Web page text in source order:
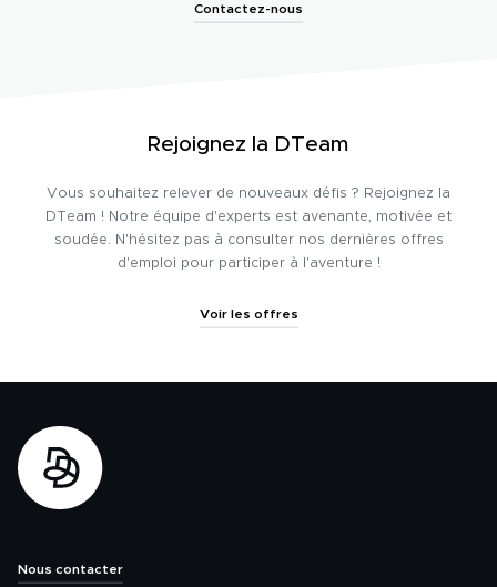
Contactez-nous
Rejoignez la DTeam
Vous souhaitez relever de nouveaux défis ? Rejoignez la
DTeam ! Notre équipe d'experts est avenante, motivée et
soudée. N'hésitez pas à consulter nos dernières offres
d'emploi pour participer à l'aventure !
Voir les offres
Nous contacter